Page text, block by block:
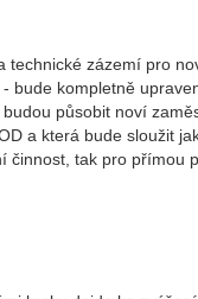
technické zázemí pro
bude kompletně
působit noví
a která bude sloužit
činnost, tak pro přímou